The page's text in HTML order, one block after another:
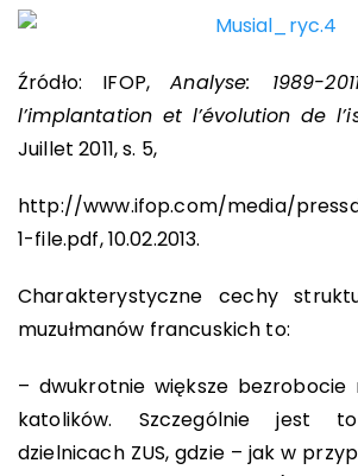
Źródło: IFOP,Analyse: 1989-
l’implantation et l’évolution de
Juillet 2011, s. 5,
http://www.ifop.com/media/
1-file.pdf, 10.02.2013.
Charakterystyczne cechy
muzułmanów francuskich to:
– dwukrotnie większe bezrobocie
katolików. Szczególnie jest
dzielnicach ZUS, gdzie – jak w